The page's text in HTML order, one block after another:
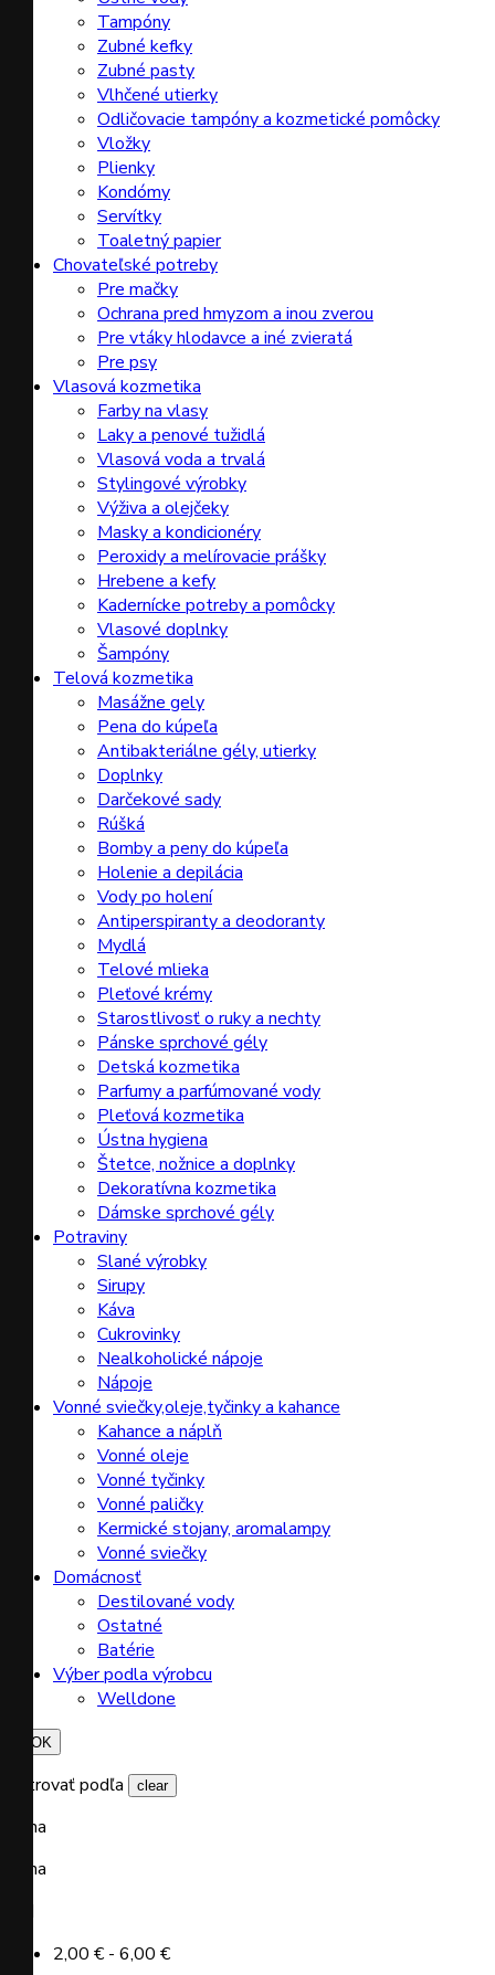
Tampóny
Zubné kefky
Zubné pasty
Vlhčené utierky
Odličovacie tampóny a kozmetické pomôcky
Vložky
Plienky
Kondómy
Servítky
Toaletný papier
Chovateľské potreby
Pre mačky
Ochrana pred hmyzom a inou zverou
Pre vtáky hlodavce a iné zvieratá
Pre psy
Vlasová kozmetika
Farby na vlasy
Laky a penové tužidlá
Vlasová voda a trvalá
Stylingové výrobky
Výživa a olejčeky
Masky a kondicionéry
Peroxidy a melírovacie prášky
Hrebene a kefy
Kadernícke potreby a pomôcky
Vlasové doplnky
Šampóny
Telová kozmetika
Masážne gely
Pena do kúpeľa
Antibakteriálne gély, utierky
Doplnky
Darčekové sady
Rúšká
Bomby a peny do kúpeľa
Holenie a depilácia
Vody po holení
Antiperspiranty a deodoranty
Mydlá
Telové mlieka
Pleťové krémy
Starostlivosť o ruky a nechty
Pánske sprchové gély
Detská kozmetika
Parfumy a parfúmované vody
Pleťová kozmetika
Ústna hygiena
Štetce, nožnice a doplnky
Dekoratívna kozmetika
Dámske sprchové gély
Potraviny
Slané výrobky
Sirupy
Káva
Cukrovinky
Nealkoholické nápoje
Nápoje
Vonné sviečky,oleje,tyčinky a kahance
Kahance a náplň
Vonné oleje
Vonné tyčinky
Vonné paličky
Kermické stojany, aromalampy
Vonné sviečky
Domácnosť
Destilované vody
Ostatné
Batérie
Výber podla výrobcu
Welldone
OK
Filtrovať podľa clear
Cena
Cena
2,00 € - 6,00 €